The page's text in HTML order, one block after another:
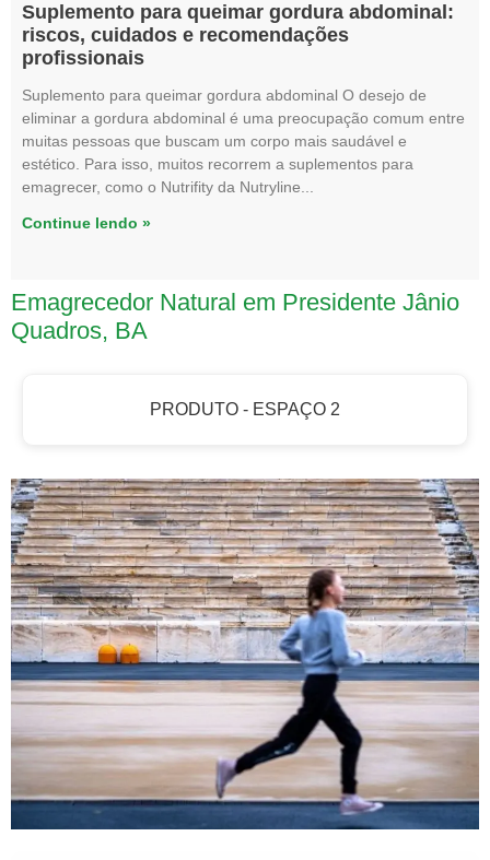
Suplemento para queimar gordura abdominal:
riscos, cuidados e recomendações
profissionais
Suplemento para queimar gordura abdominal O desejo de
eliminar a gordura abdominal é uma preocupação comum entre
muitas pessoas que buscam um corpo mais saudável e
estético. Para isso, muitos recorrem a suplementos para
emagrecer, como o Nutrifity da Nutryline
Continue lendo »
Emagrecedor Natural em Presidente Jânio
Quadros, BA
PRODUTO - ESPAÇO 2